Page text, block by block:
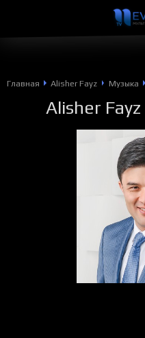
Главная Alisher Fayz Музыка
Alisher Fayz